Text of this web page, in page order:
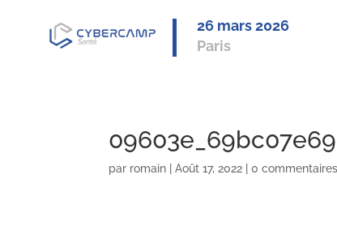
26 mars 2026
Paris
par romain |Août 17, 2022 |0 commentaires